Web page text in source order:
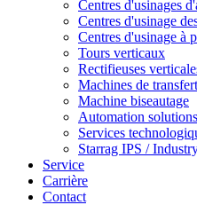
Centres d'usinages
Centres d'usinage
Centres d'usinage à
Tours verticaux
Rectifieuses
Machines de transfert
Machine biseautage
Automation solutions
Services
Starrag IPS /
Service
Carrière
Contact